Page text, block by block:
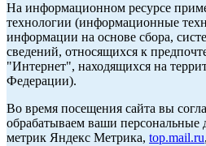
На информационном ресурсе
технологии (информационные
информации на основе сбора,
сведений, относящихся к
"Интернет", находящихся на
Федерации).
Во время посещения сайта вы
обрабатываем ваши персональные
метрик Яндекс Метрика, top.mail.ru